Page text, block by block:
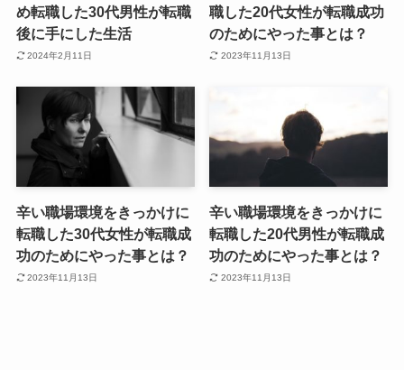
め転職した30代男性が転職
後に手にした生活
2024年2月11日
職した20代女性が転職成功
のためにやった事とは？
2023年11月13日
辛い職場環境をきっかけに
転職した30代女性が転職成
功のためにやった事とは？
2023年11月13日
辛い職場環境をきっかけに
転職した20代男性が転職成
功のためにやった事とは？
2023年11月13日